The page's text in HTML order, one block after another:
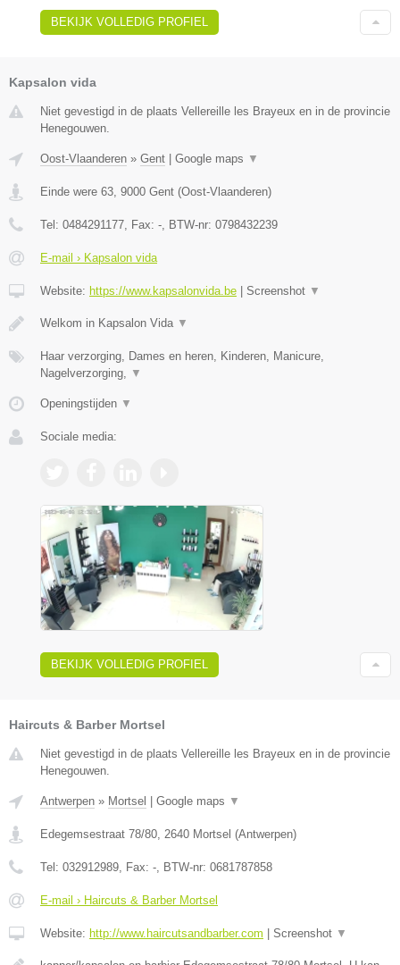
BEKIJK VOLLEDIG PROFIEL
Kapsalon vida
Niet gevestigd in de plaats Vellereille les Brayeux en in de provincie
Henegouwen.
Oost-Vlaanderen » Gent Google maps ▼
Einde were 63, 9000 Gent (Oost-Vlaanderen)
Tel: 0484291177, Fax: -, BTW-nr: 0798432239
E-mail › Kapsalon vida
Website: https://www.kapsalonvida.be Screenshot ▼
Welkom in Kapsalon Vida ▼
Haar verzorging, Dames en heren, Kinderen, Manicure,
Nagelverzorging, ▼
Openingstijden ▼
Sociale media:
BEKIJK VOLLEDIG PROFIEL
Haircuts & Barber Mortsel
Niet gevestigd in de plaats Vellereille les Brayeux en in de provincie
Henegouwen.
Antwerpen » Mortsel Google maps ▼
Edegemsestraat 78/80, 2640 Mortsel (Antwerpen)
Tel: 032912989, Fax: -, BTW-nr: 0681787858
E-mail › Haircuts & Barber Mortsel
Website: http://www.haircutsandbarber.com Screenshot ▼